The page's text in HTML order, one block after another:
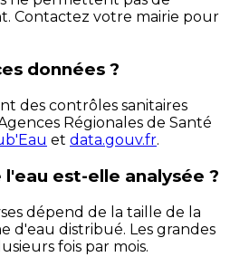
Contactez votre mairie pour
données ?
des contrôles sanitaires
Régionales de Santé
et data.gouv.fr.
est-elle analysée ?
dépend de la taille de la
d'eau distribué. Les grandes
fois par mois.